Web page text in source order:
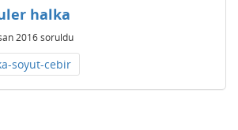
halka
2016 soruldu
soyut-cebir